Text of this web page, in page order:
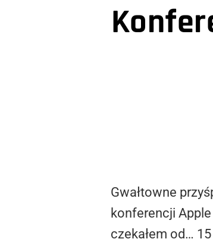
Gwałtowne
konferencji
czekałem od…